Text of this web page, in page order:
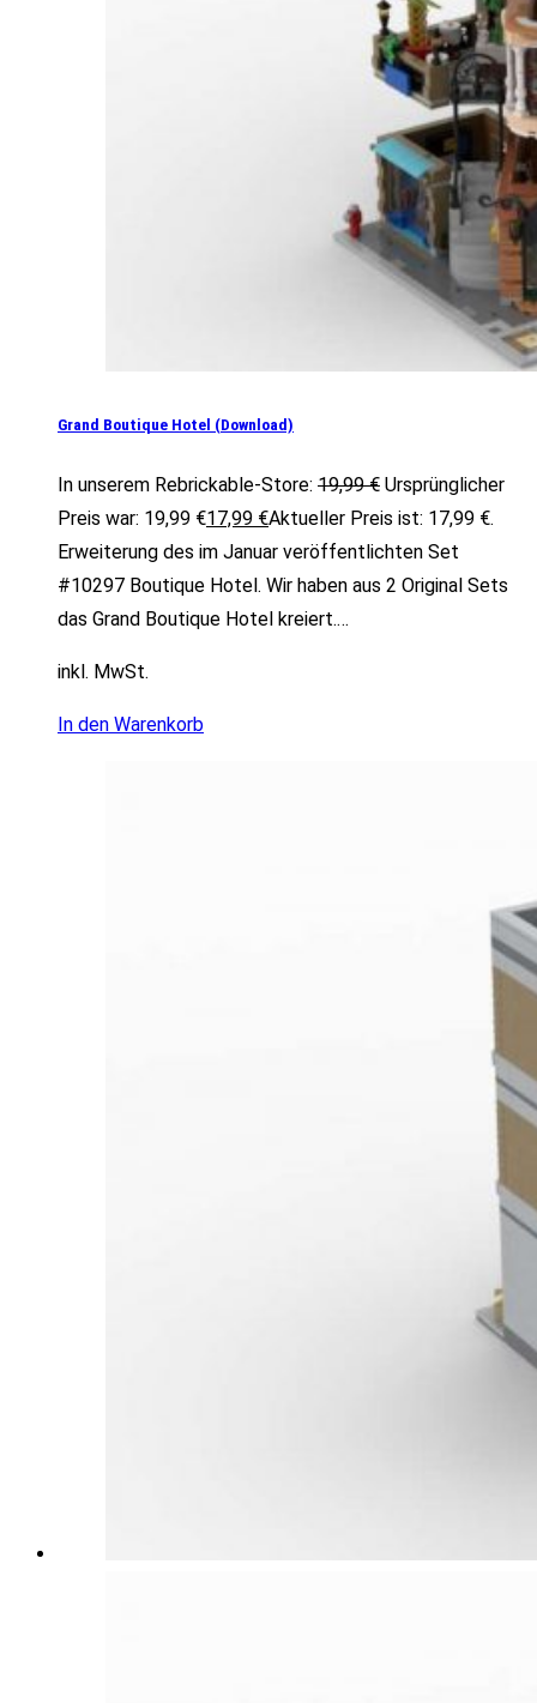
Grand Boutique Hotel (Download)
In unserem Rebrickable-Store: 19,99€ Ursprünglicher
Preis war: 19,99 €17,99 €Aktueller Preis ist: 17,99 €.
Erweiterung des im Januar veröffentlichten Set
#10297 Boutique Hotel. Wir haben aus 2 Original Sets
das Grand Boutique Hotel kreiert.…
inkl. MwSt.
In den Warenkorb